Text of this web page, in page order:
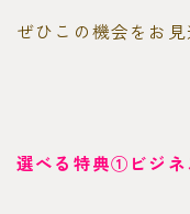
ぜひこの機会をお
選べる特典①ビジネ